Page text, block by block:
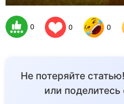
0 0 0
Не потеряйте
или